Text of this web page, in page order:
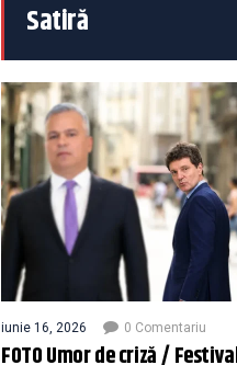
Satiră
iunie 16, 2026 0 Comentariu
FOTO Umor de criză /